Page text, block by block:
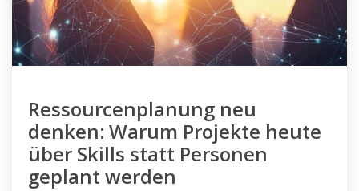
Ressourcenplanung neu
denken: Warum Projekte heute
über Skills statt Personen
geplant werden